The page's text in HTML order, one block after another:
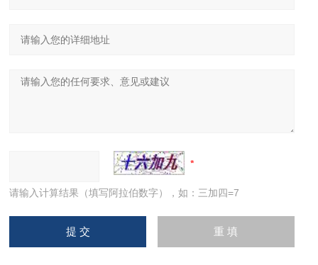
请输入计算结果（填写阿拉伯数字），如：三加四=7